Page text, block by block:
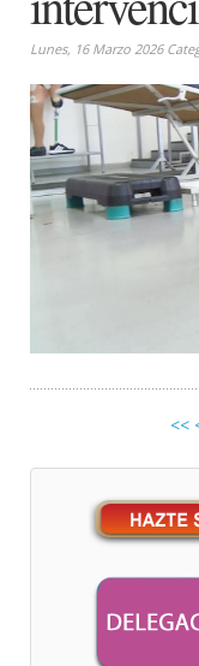
Lunes, 16 Marzo 2026
<<